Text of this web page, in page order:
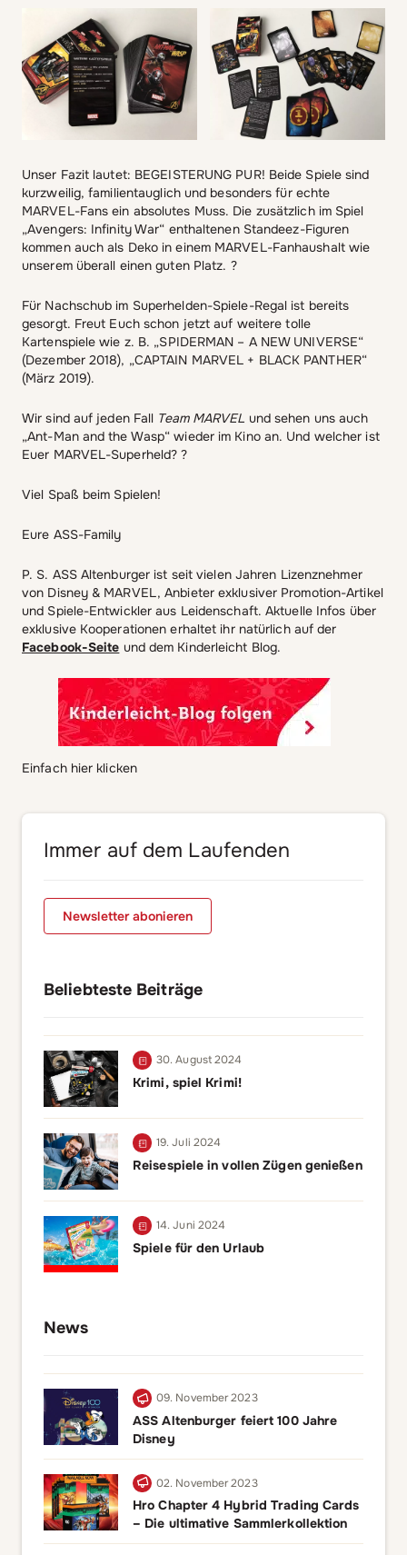
Unser Fazit lautet: BEGEISTERUNG PUR! Beide Spiele sind
kurzweilig, familientauglich und besonders für echte
MARVEL-Fans ein absolutes Muss. Die zusätzlich im Spiel
„Avengers: Infinity War“ enthaltenen Standeez-Figuren
kommen auch als Deko in einem MARVEL-Fanhaushalt wie
unserem überall einen guten Platz. ?
Für Nachschub im Superhelden-Spiele-Regal ist bereits
gesorgt. Freut Euch schon jetzt auf weitere tolle
Kartenspiele wie z. B. „SPIDERMAN – A NEW UNIVERSE“
(Dezember 2018), „CAPTAIN MARVEL + BLACK PANTHER“
(März 2019).
Wir sind auf jeden Fall Team MARVEL und sehen uns auch
„Ant-Man and the Wasp“ wieder im Kino an. Und welcher ist
Euer MARVEL-Superheld? ?
Viel Spaß beim Spielen!
Eure ASS-Family
P. S. ASS Altenburger ist seit vielen Jahren Lizenznehmer
von Disney & MARVEL, Anbieter exklusiver Promotion-Artikel
und Spiele-Entwickler aus Leidenschaft. Aktuelle Infos über
exklusive Kooperationen erhaltet ihr natürlich auf der
Facebook-Seite und dem Kinderleicht Blog.
Einfach hier klicken
Immer auf dem Laufenden
Newsletter abonieren
Beliebteste Beiträge
30. August 2024
Krimi, spiel Krimi!
19. Juli 2024
Reisespiele in vollen Zügen genießen
14. Juni 2024
Spiele für den Urlaub
News
09. November 2023
ASS Altenburger feiert 100 Jahre
Disney
02. November 2023
Hro Chapter 4 Hybrid Trading Cards
– Die ultimative Sammlerkollektion